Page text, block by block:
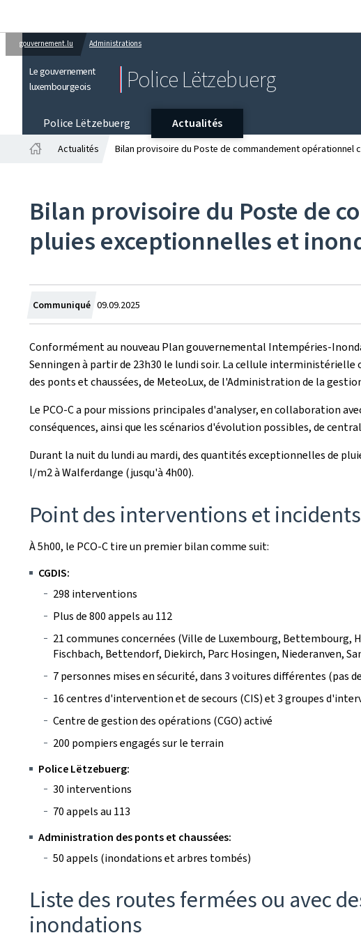
gouvernement.lu Administrations
Le gouvernement
luxembourgeois
Police Lëtzebuerg
Police Lëtzebuerg
Actualités
Actualités Bilan provisoire du Poste de commandement opérationnel
Bilan provisoire du Poste de
pluies exceptionnelles et
Communiqué Crée
le
09.09.2025
Conformément au nouveau Plan gouvernemental Intempéries-
Senningen à partir de 23h30 le lundi soir. La cellule
des ponts et chaussées, de MeteoLux, de l'Administration de la
Le PCO-C a pour missions principales d'analyser, en collaboration
conséquences, ainsi que les scénarios d'évolution possibles, de
Durant la nuit du lundi au mardi, des quantités exceptionnelles de
l/m2 à Walferdange (jusqu'à 4h00).
Point des interventions et incidents
À 5h00, le PCO-C tire un premier bilan comme suit:
CGDIS:
298 interventions
Plus de 800 appels au 112
21 communes concernées (Ville de Luxembourg,
Fischbach, Bettendorf, Diekirch, Parc Hosingen, Niederanven,
7 personnes mises en sécurité, dans 3 voitures différentes (pas
16 centres d'intervention et de secours (CIS) et 3 groupes
Centre de gestion des opérations (CGO) activé
200 pompiers engagés sur le terrain
Police Lëtzebuerg:
30 interventions
70 appels au 113
Administration des ponts et chaussées:
50 appels (inondations et arbres tombés)
Liste des routes fermées ou avec
inondations